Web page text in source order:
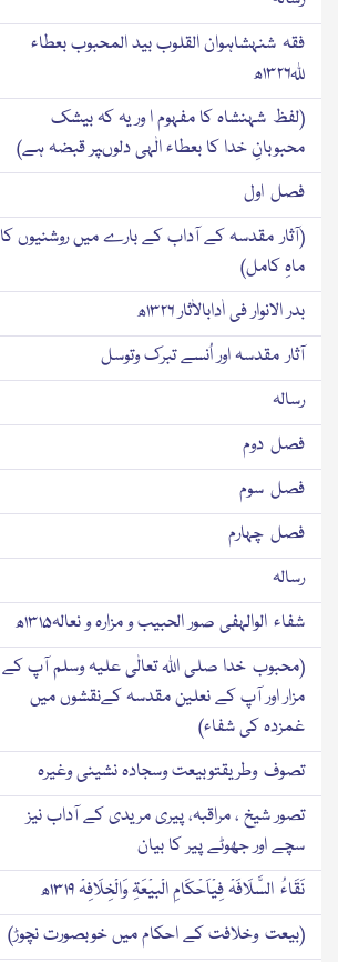
فقہ شنہشاہوان القلوب بید المحبوب بعطاء
ﷲ۱۳۲۶ھ
(لفظ شہنشاہ کا مفہوم ا ور یہ کہ بیشك
محبوبانِ خدا کا بعطاء الٰہی دلوںپر قبضہ ہے)
فصل اول
(آثار مقدسہ کے آداب کے بارے میں روشنیوں کا
ماہِ کامل)
بدر الانوار فی اٰدابالاٰثار ۱۳۲۶ھ
آثار مقدسہ اور اُنسے تبرك وتوسل
رسالہ
فصل دوم
فصل سوم
فصل چہارم
رسالہ
شفاء الوالہفی صور الحبیب و مزارہ و نعالہ۱۳۱۵ھ
(محبوب خدا صلی اﷲ تعالٰی علیہ وسلم آپ کے
مزار اور آپ کے نعلین مقدسہ کےنقشوں میں
غمزدہ کی شفاء)
تصوف وطریقتوبیعت وسجادہ نشینی وغیرہ
تصور شیخ ، مراقبہ، پیری مریدی کے آداب نیز
سچے اور جھوٹے پیر کا بیان
نَقَاءُ السَّلَافَہْ فِیْاَحْکَامِ الْبیْعَۃِ وَالْخِلَافِہْ ۱۳۱۹ھ
(بیعت وخلافت کے احکام میں خوبصورت نچوڑ)